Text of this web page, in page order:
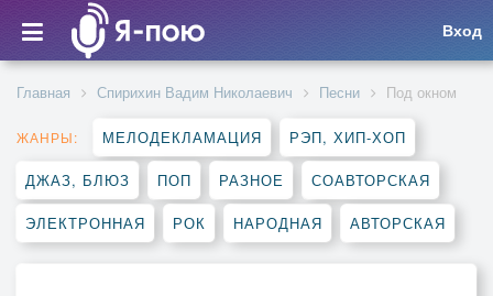
Вход
Главная Спирихин Вадим Николаевич Песни Под окном
ЖАНРЫ: МЕЛОДЕКЛАМАЦИЯ РЭП, ХИП-ХОП
ДЖАЗ, БЛЮЗ ПОП РАЗНОЕ СОАВТОРСКАЯ
ЭЛЕКТРОННАЯ РОК НАРОДНАЯ АВТОРСКАЯ